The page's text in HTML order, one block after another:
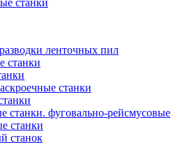
станки
ленточных пил
станки
станки
станки. фуговально-рейсмусовые
станки
станок